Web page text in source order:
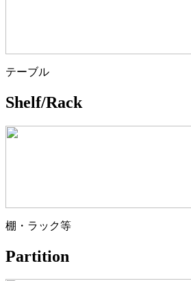
テーブル
Shelf/Rack
棚・ラック等
Partition